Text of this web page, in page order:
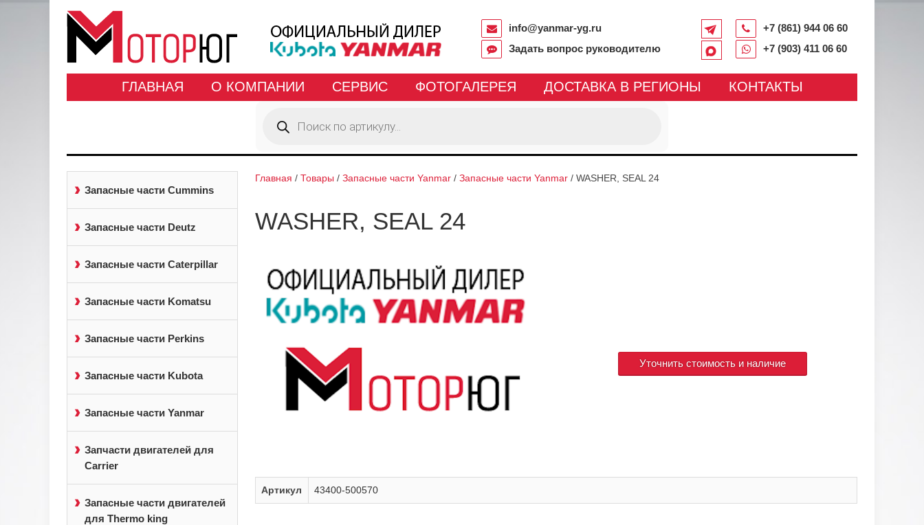
+7 (861) 944 06 60
+7 (903) 411 06 60
info@yanmar-yg.ru
Задать вопрос руководителю
ГЛАВНАЯ О КОМПАНИИ СЕРВИС ФОТОГАЛЕРЕЯ ДОСТАВКА В РЕГИОНЫ КОНТАКТЫ
товаров
Запасные части Cummins
Запасные части Deutz
Запасные части Caterpillar
Запасные части Komatsu
Запасные части Perkins
Запасные части Kubota
Запасные части Yanmar
Запчасти двигателей для
Carrier
Запасные части двигателей
для Thermo king
Главная / Товары / Запасные части Yanmar/ Запасные части Yanmar/ WASHER, SEAL 24
WASHER, SEAL 24
Уточнить стоимость и наличие
Артикул 43400-500570